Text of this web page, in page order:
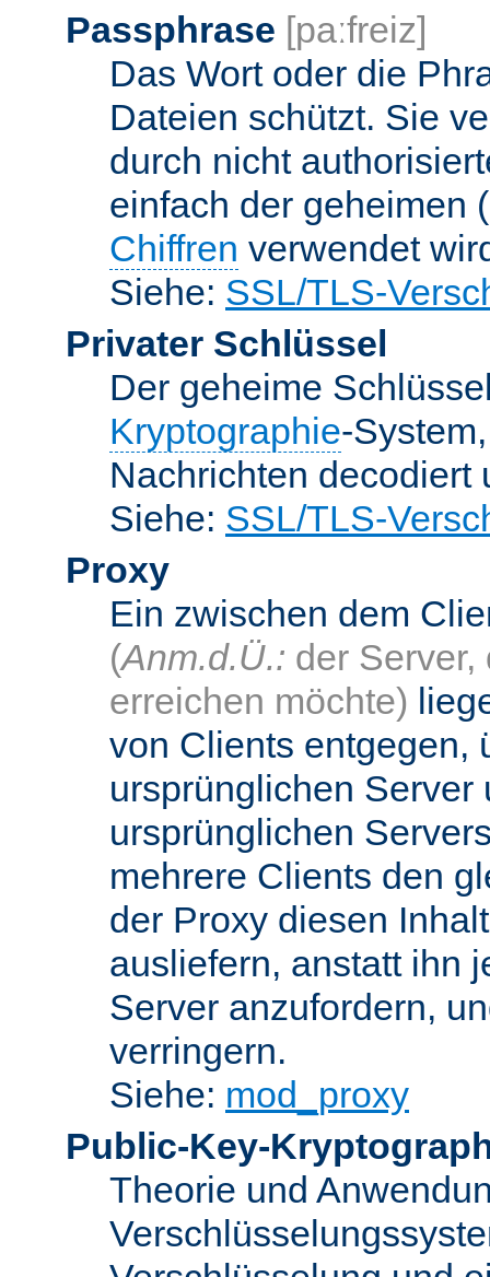
Passphrase [paːfreiz]
Das Wort oder die
Dateien schützt. Sie
durch nicht
einfach der geheimen
Chiffren verwendet
Siehe: SSL/TLS-
Privater Schlüssel
Der geheime
Kryptographie-
Nachrichten decodiert
Siehe: SSL/TLS-
Proxy
Ein zwischen dem
(Anm.d.Ü.: der
erreichen möchte)
von Clients entgegen,
ursprünglichen Server
ursprünglichen
mehrere Clients den
der Proxy diesen
ausliefern, anstatt ihn
Server anzufordern,
verringern.
Siehe: mod_proxy
Public-Key-
Theorie und